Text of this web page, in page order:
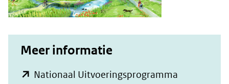
Meer informatie
Nationaal Uitvoeringsprogramma